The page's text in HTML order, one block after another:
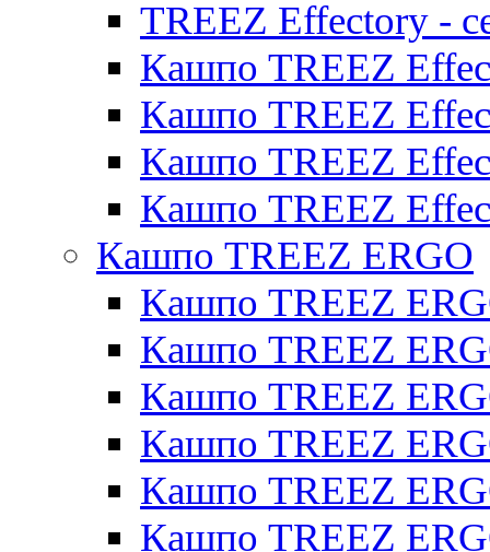
TREEZ Effectory -
Кашпо TREEZ
Кашпо TREEZ
Кашпо TREEZ
Кашпо TREEZ
Кашпо TREEZ ERGO
Кашпо TREEZ
Кашпо TREEZ
Кашпо TREEZ
Кашпо TREEZ
Кашпо TREEZ
Кашпо TREEZ